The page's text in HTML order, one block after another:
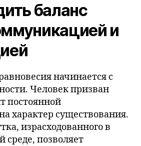
баланс
и
начинается с
Человек призван
постоянной
характер существования.
израсходованного в
среде, позволяет